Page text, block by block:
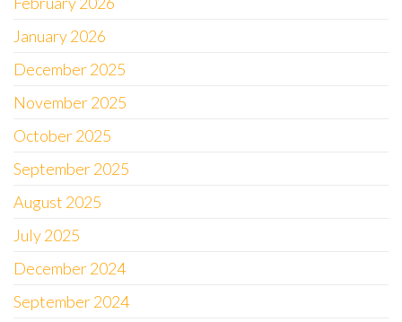
January 2026
December 2025
November 2025
October 2025
September 2025
August 2025
July 2025
December 2024
September 2024